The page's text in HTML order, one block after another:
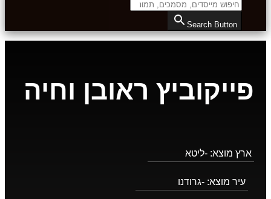
Search Button
פייקוביץ ראובן וחיה
ארץ מוצא: -ליטא
עיר מוצא: -גרודנו